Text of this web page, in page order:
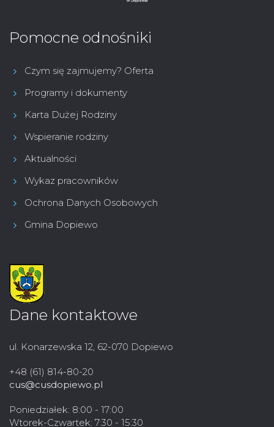
Pomocne odnośniki
Czym się zajmujemy? Oferta
Programy i dokumenty
Karta Dużej Rodziny
Wspieranie rodziny
Aktualności
Wykaz pracowników
Ochrona Danych Osobowych
Gmina Dopiewo
Dane kontaktowe
ul. Konarzewska 12, 62-070 Dopiewo
+48 (61) 814-80-20
cus@cusdopiewo.pl
Poniedziałek: 8:00 - 17:00
Wtorek-Czwartek: 7:30 - 15:30